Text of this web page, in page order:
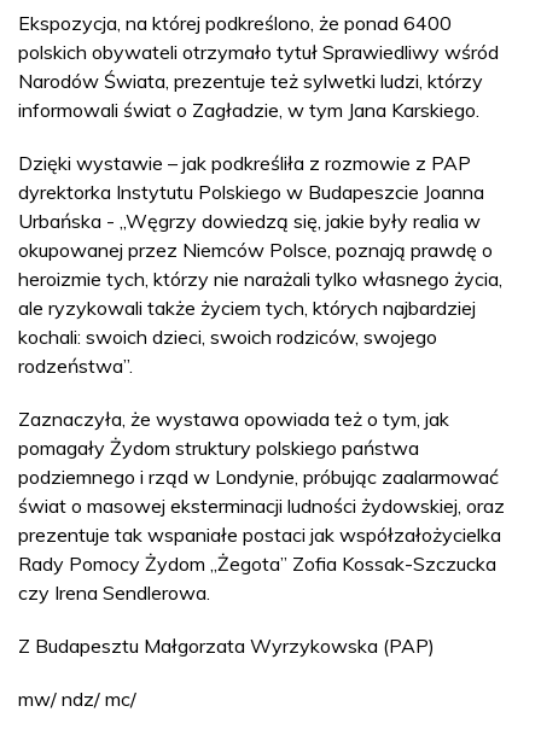
Ekspozycja, na której podkreślono, że ponad 6400
polskich obywateli otrzymało tytuł Sprawiedliwy wśród
Narodów Świata, prezentuje też sylwetki ludzi, którzy
informowali świat o Zagładzie, w tym Jana Karskiego.
Dzięki wystawie – jak podkreśliła z rozmowie z PAP
dyrektorka Instytutu Polskiego w Budapeszcie Joanna
Urbańska - „Węgrzy dowiedzą się, jakie były realia w
okupowanej przez Niemców Polsce, poznają prawdę o
heroizmie tych, którzy nie narażali tylko własnego życia,
ale ryzykowali także życiem tych, których najbardziej
kochali: swoich dzieci, swoich rodziców, swojego
rodzeństwa”.
Zaznaczyła, że wystawa opowiada też o tym, jak
pomagały Żydom struktury polskiego państwa
podziemnego i rząd w Londynie, próbując zaalarmować
świat o masowej eksterminacji ludności żydowskiej, oraz
prezentuje tak wspaniałe postaci jak współzałożycielka
Rady Pomocy Żydom „Żegota” Zofia Kossak-Szczucka
czy Irena Sendlerowa.
Z Budapesztu Małgorzata Wyrzykowska (PAP)
mw/ ndz/ mc/